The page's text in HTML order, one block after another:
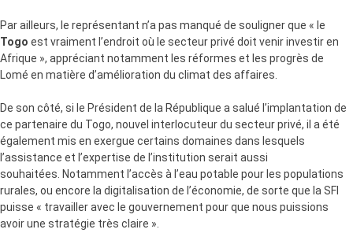
Par ailleurs, le représentant n’a pas manqué de souligner que « le
Togo est vraiment l’endroit où le secteur privé doit venir investir en
Afrique », appréciant notamment les réformes et les progrès de
Lomé en matière d’amélioration du climat des affaires.
De son côté, si le Président de la République a salué l’implantation de
ce partenaire du Togo, nouvel interlocuteur du secteur privé, il a été
également mis en exergue certains domaines dans lesquels
l’assistance et l’expertise de l’institution serait aussi
souhaitées. Notamment l’accès à l’eau potable pour les populations
rurales, ou encore la digitalisation de l’économie, de sorte que la SFI
puisse « travailler avec le gouvernement pour que nous puissions
avoir une stratégie très claire ».